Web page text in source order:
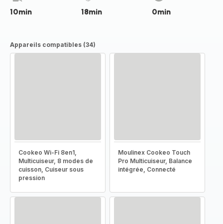
10min 18min 0min
Appareils compatibles (34)
Cookeo Wi-Fi 8en1,
Multicuiseur, 8 modes de
cuisson, Cuiseur sous
pression
Moulinex Cookeo Touch
Pro Multicuiseur, Balance
intégrée, Connecté